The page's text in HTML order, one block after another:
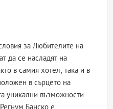
за Любителите на
да се насладят на
в самия хотел, така и в
в сърцето на
уникални възможности
Банско е